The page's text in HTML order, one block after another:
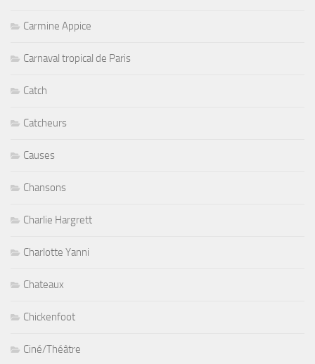
Carmine Appice
Carnaval tropical de Paris
Catch
Catcheurs
Causes
Chansons
Charlie Hargrett
Charlotte Yanni
Chateaux
Chickenfoot
Ciné/Théâtre